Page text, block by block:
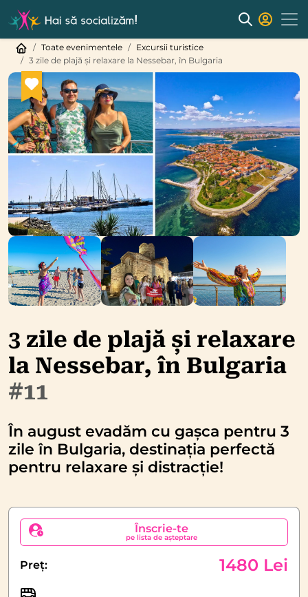
Toate evenimentele
Excursii turistice
3 zile de plajă și relaxare la Nessebar, în Bulgaria
3 zile de plajă și relaxare
la Nessebar, în Bulgaria
#11
În august evadăm cu gașca pentru 3
zile în Bulgaria, destinația perfectă
pentru relaxare și distracție!
Înscrie-te
pe lista de așteptare
Preț: 1480 Lei